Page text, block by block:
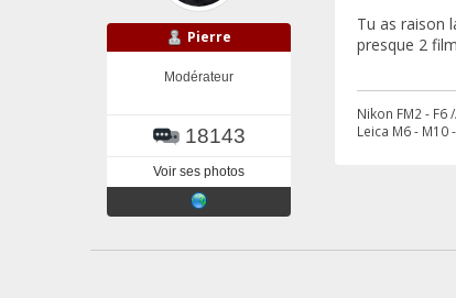
Pierre
Modérateur
18143
Voir ses photos
Tu as raison
presque 2
Nikon FM2 -
Leica M6 -